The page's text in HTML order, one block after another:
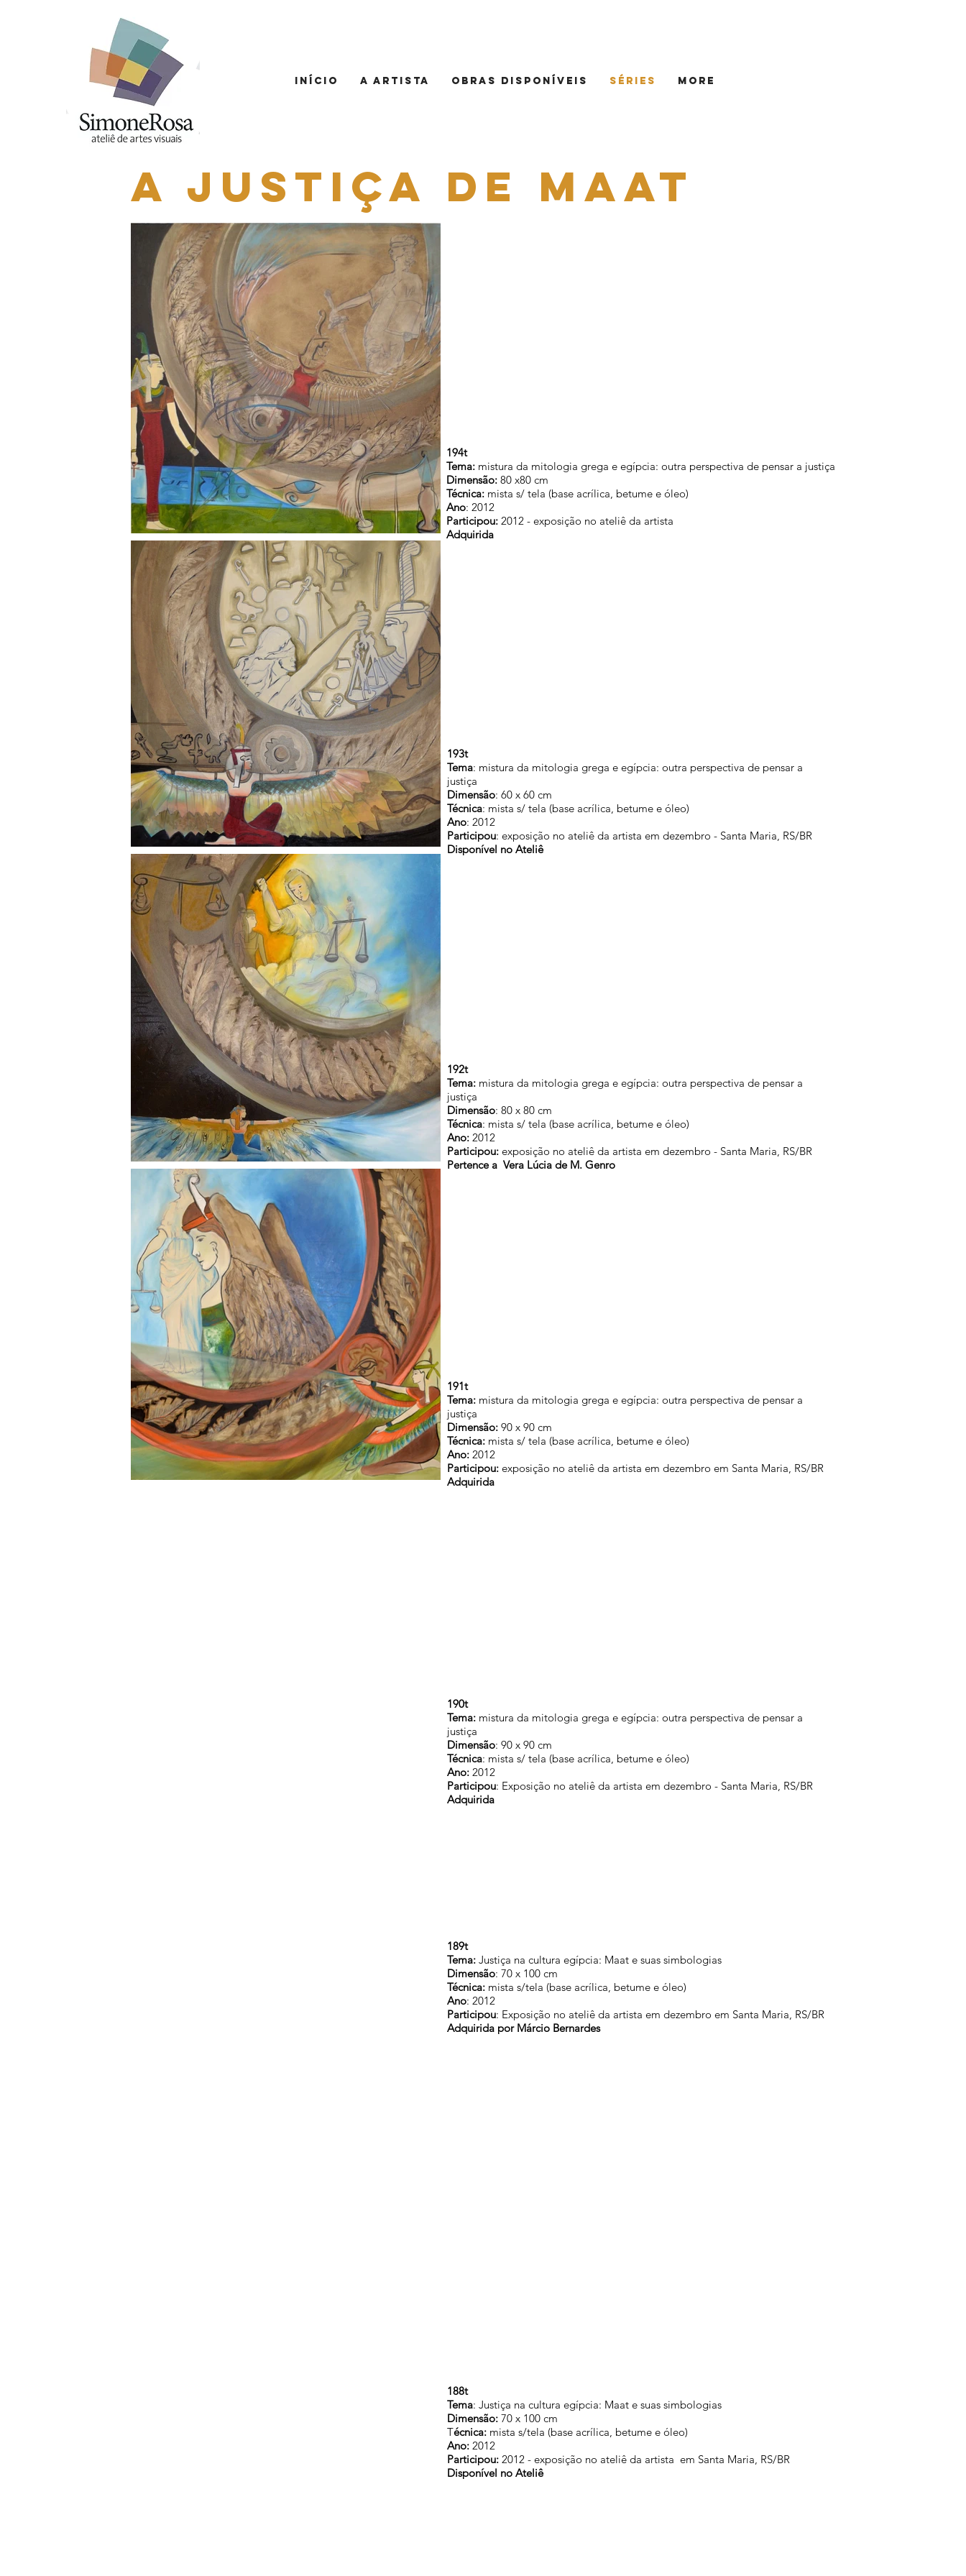
Início A artista Obras disponíveis Séries More
a justiça de maat
194t
Tema: mistura da mitologia grega e egípcia: outra perspectiva de pensar a justiça
Dimensão: 80 x80 cm
Técnica: mista s/ tela (base acrílica, betume e óleo)
Ano: 2012
Participou: 2012 - exposição no ateliê da artista
Adquirida
193t
Tema: mistura da mitologia grega e egípcia: outra perspectiva de pensar a
justiça
Dimensão: 60 x 60 cm
Técnica: mista s/ tela (base acrílica, betume e óleo)
Ano: 2012
Participou: exposição no ateliê da artista em dezembro - Santa Maria, RS/BR
Disponível no Ateliê
192t
Tema: mistura da mitologia grega e egípcia: outra perspectiva de pensar a
justiça
Dimensão: 80 x 80 cm
Técnica: mista s/ tela (base acrílica, betume e óleo)
Ano: 2012
Participou: exposição no ateliê da artista em dezembro - Santa Maria, RS/BR
Pertence a Vera Lúcia de M. Genro
191t
Tema: mistura da mitologia grega e egípcia: outra perspectiva de pensar a
justiça
Dimensão: 90 x 90 cm
Técnica: mista s/ tela (base acrílica, betume e óleo)
Ano: 2012
Participou: exposição no ateliê da artista em dezembro em Santa Maria, RS/BR
Adquirida
190t
Tema: mistura da mitologia grega e egípcia: outra perspectiva de pensar a
justiça
Dimensão: 90 x 90 cm
Técnica: mista s/ tela (base acrílica, betume e óleo)
Ano: 2012
Participou: Exposição no ateliê da artista em dezembro - Santa Maria, RS/BR
Adquirida
189t
Tema: Justiça na cultura egípcia: Maat e suas simbologias
Dimensão: 70 x 100 cm
Técnica: mista s/tela (base acrílica, betume e óleo)
Ano: 2012
Participou: Exposição no ateliê da artista em dezembro em Santa Maria, RS/BR
Adquirida por Márcio Bernardes
188t
Tema: Justiça na cultura egípcia: Maat e suas simbologias
Dimensão: 70 x 100 cm
Técnica: mista s/tela (base acrílica, betume e óleo)
Ano: 2012
Participou: 2012 - exposição no ateliê da artista em Santa Maria, RS/BR
Disponível no Ateliê